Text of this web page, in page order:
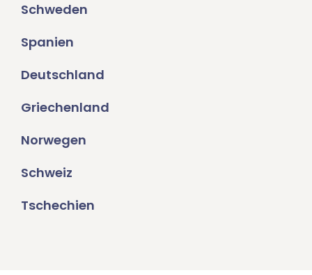
Schweden
Spanien
Deutschland
Griechenland
Norwegen
Schweiz
Tschechien